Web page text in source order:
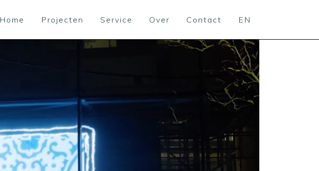
Home Projecten Service Over Contact EN